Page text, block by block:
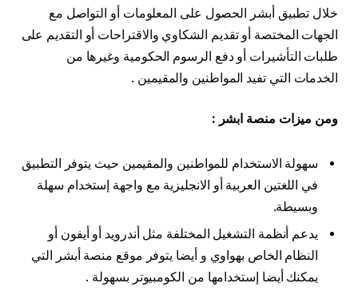
خلال تطبيق أبشر الحصول على المعلومات أو التواصل مع
الجهات المختصة أو تقديم الشكاوي والاقتراحات أو التقديم على
طلبات التأشيرات أو دفع الرسوم الحكومية وغيرها من
الخدمات التي تفيد المواطنين والمقيمين .
ومن ميزات منصة ابشر :
سهولة الاستخدام للمواطنين والمقيمين حيث يتوفر التطبيق
في اللغتين العربية أو الانجليزية مع واجهة إستخدام سهلة
وبسيطة.
يدعم أنظمة التشغيل المختلفة مثل أندرويد أو أيفون أو
النظام الخاص بهواوي و أيضا يتوفر موقع منصة أبشر التي
يمكنك أيضا إستخدامها من الكومبيوتر بسهولة .